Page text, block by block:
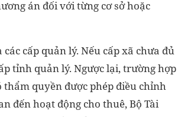
án đối với từng cơ sở hoặc
cấp quản lý. Nếu cấp xã chưa đủ
tỉnh quản lý. Ngược lại, trường hợp
quyền được phép điều chỉnh
đến hoạt động cho thuê, Bộ Tài